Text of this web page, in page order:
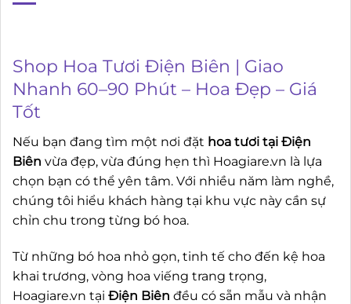
Shop Hoa Tươi Điện Biên | Giao
Nhanh 60–90 Phút – Hoa Đẹp – Giá
Tốt
Nếu bạn đang tìm một nơi đặt hoa tươi tại Điện
Biên vừa đẹp, vừa đúng hẹn thì Hoagiare.vn là lựa
chọn bạn có thể yên tâm. Với nhiều năm làm nghề,
chúng tôi hiểu khách hàng tại khu vực này cần sự
chỉn chu trong từng bó hoa.
Từ những bó hoa nhỏ gọn, tinh tế cho đến kệ hoa
khai trương, vòng hoa viếng trang trọng,
Hoagiare.vn tại Điện Biên đều có sẵn mẫu và nhận